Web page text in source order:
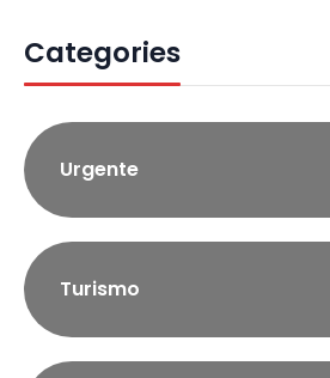
Categories
Urgente
Turismo